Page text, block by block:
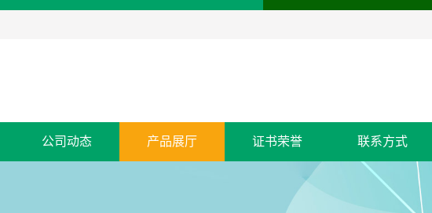
公司动态 产品展厅 证书荣誉 联系方式